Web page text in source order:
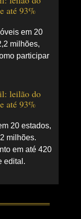
até 93%
em 20
milhões,
participar
leilão do
até 93%
20 estados,
milhões.
em até 420
edital.